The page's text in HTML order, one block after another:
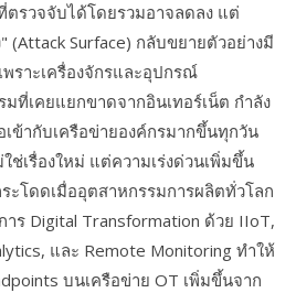
ตรวจจับได้โดยรวมอาจลดลง แต่
(Attack Surface) กลับขยายตัวอย่างมี
ราะเครื่องจักรและอุปกรณ์
มที่เคยแยกขาดจากอินเทอร์เน็ต กำลัง
เข้ากับเครือข่ายองค์กรมากขึ้นทุกวัน
ช่เรื่องใหม่ แต่ความเร่งด่วนเพิ่มขึ้น
ระโดดเมื่ออุตสาหกรรมการผลิตทั่วโลก
าร Digital Transformation ด้วย IIoT,
และ Remote Monitoring ทำให้
บนเครือข่าย OT เพิ่มขึ้นจาก